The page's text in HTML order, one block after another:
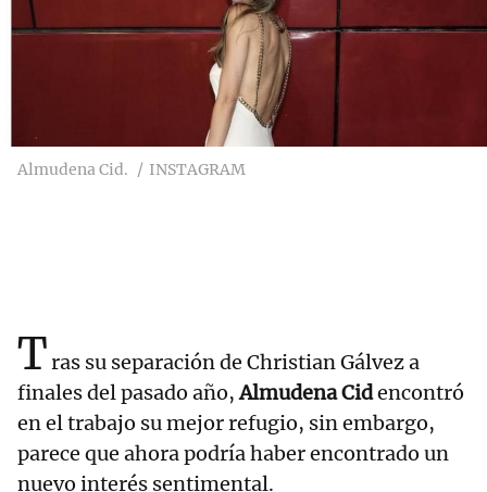
Almudena Cid. INSTAGRAM
Tras su separación de Christian Gálvez a
finales del pasado año,Almudena Cidencontró
en el trabajo su mejor refugio, sin embargo,
parece que ahora podría haber encontrado un
nuevo interés sentimental.